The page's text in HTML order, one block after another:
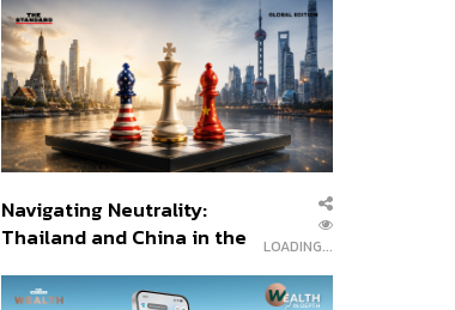
ส่วนยุทธศาสตร์ไทย –
อินโดนีเซีย
Navigating Neutrality:
Thailand and China in the
Order
LOADING...